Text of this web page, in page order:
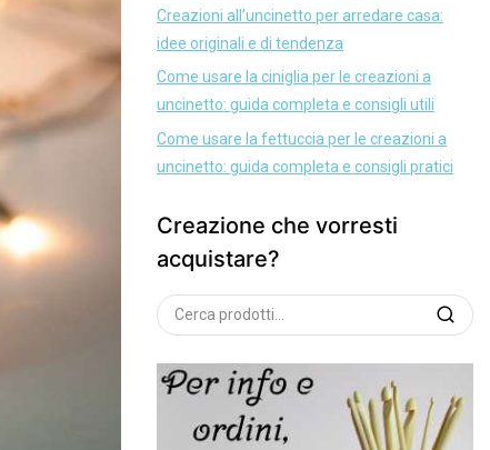
Creazioni all’uncinetto per arredare casa:
idee originali e di tendenza
Come usare la ciniglia per le creazioni a
uncinetto: guida completa e consigli utili
Come usare la fettuccia per le creazioni a
uncinetto: guida completa e consigli pratici
Creazione che vorresti
acquistare?
Cerca